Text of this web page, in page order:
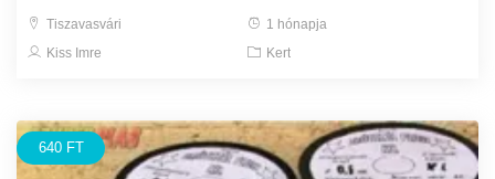
Tiszavasvári
1 hónapja
Kiss Imre
Kert
640 FT